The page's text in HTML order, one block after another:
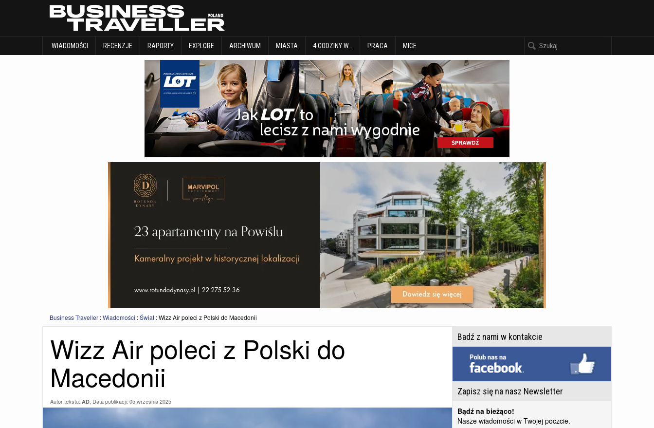
WIADOMOŚCI RECENZJE RAPORTY EXPLORE ARCHIWUM MIASTA 4 GODZINY W… PRACA MICE
WIADOMOŚCI RECENZJE
Business Traveller :Wiadomości :Świat :Wizz Air poleci z Polski do Macedonii
Wizz Air poleci z Polski do
Macedonii
Autor tekstu: AD, Data publikacji: 05 września 2025
Badź z nami w kontakcie
Zapisz się na nasz Newsletter
Bądź na bieżąco!
Nasze wiadomości w Twojej poczcie.